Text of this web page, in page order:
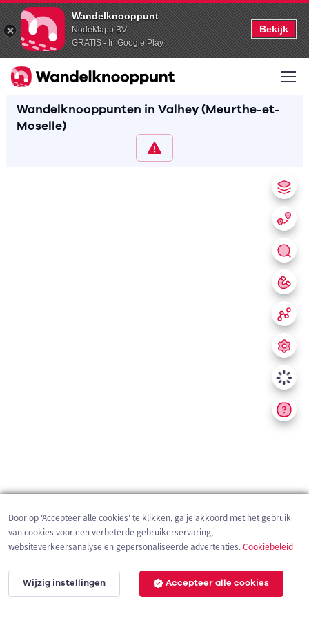
Wandelknooppunt
NodeMapp BV
GRATIS - In Google Play
Bekijk
Wandelknooppunten in Valhey (Meurthe-et-
Moselle)
200 m
Door op 'Accepteer alle cookies' te klikken, ga je akkoord met het gebruik
van cookies voor een verbeterde gebruikerservaring,
websiteverkeersanalyse en gepersonaliseerde advertenties.Cookiebeleid
Wijzig instellingen Accepteer alle cookies